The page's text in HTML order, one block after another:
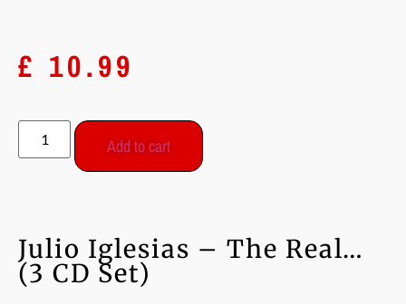
£ 10.99
Add to cart
Julio Iglesias – The Real…
(3 CD Set)